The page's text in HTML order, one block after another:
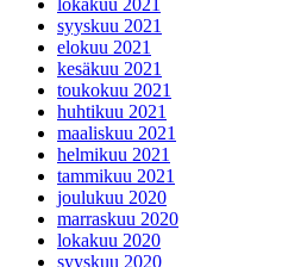
lokakuu 2021
syyskuu 2021
elokuu 2021
kesäkuu 2021
toukokuu 2021
huhtikuu 2021
maaliskuu 2021
helmikuu 2021
tammikuu 2021
joulukuu 2020
marraskuu 2020
lokakuu 2020
syyskuu 2020